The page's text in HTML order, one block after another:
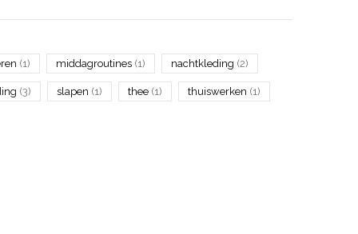
(1) middagroutines (1) nachtkleding (2)
(3) slapen (1) thee (1) thuiswerken (1)